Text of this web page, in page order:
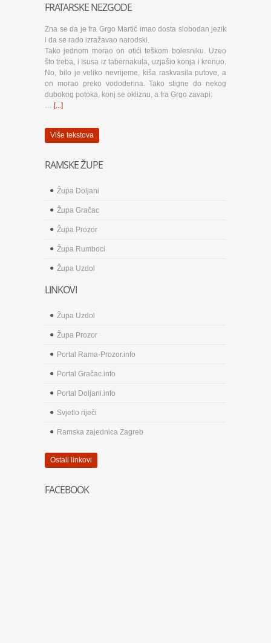
FRATARSKE NEZGODE
Zna se da je fra Grgo Martić imao dosta slobodan jezik
i da se rado izražavao narodski.
Tako jednom morao on otići teškom bolesniku. Uzeo
što treba, i Isusa iz tabernakula, uzjašio konja i krenuo.
No, bilo je veliko nevrijeme, kiša raskvasila putove, a
on morao preko vododerina. Tako stigne do nekog
dubokog potoka, konj se okliznu, a fra Grgo zavapi:
… [...]
Više tekstova
RAMSKE ŽUPE
Župa Doljani
Župa Gračac
Župa Prozor
Župa Rumboci
Župa Uzdol
LINKOVI
Župa Uzdol
Župa Prozor
Portal Rama-Prozor.info
Portal Gračac.info
Portal Doljani.info
Svjetlo riječi
Ramska zajednica Zagreb
Ostali linkovi
FACEBOOK